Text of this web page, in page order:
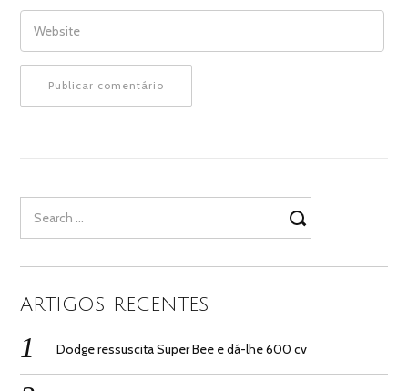
WEBSITE
for:
ARTIGOS RECENTES
Dodge ressuscita Super Bee e dá-lhe 600 cv